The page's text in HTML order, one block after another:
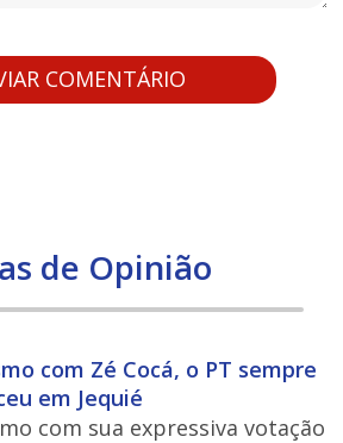
de Opinião
com Zé Cocá, o PT sempre
em Jequié
com sua expressiva votação